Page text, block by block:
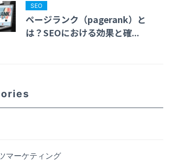
SEO
ページランク（pagerank）と
は？SEOにおける効果と確...
マーケティング